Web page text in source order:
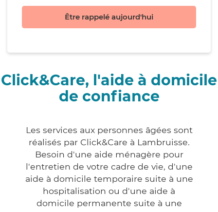
Être rappelé aujourd'hui
Click&Care, l'aide à domicile
de confiance
Les services aux personnes âgées sont
réalisés par Click&Care à Lambruisse.
Besoin d'une aide ménagère pour
l'entretien de votre cadre de vie, d'une
aide à domicile temporaire suite à une
hospitalisation ou d'une aide à
domicile permanente suite à une